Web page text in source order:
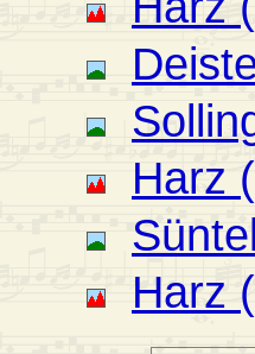
Harz
Harz